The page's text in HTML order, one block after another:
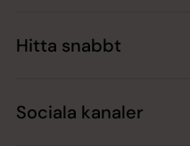
Hitta snabbt
Sociala kanaler